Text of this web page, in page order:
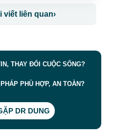
viết liên quan›
THAY ĐỔI CUỘC SỐNG?
PHÙ HỢP, AN TOÀN?
DR DUNG